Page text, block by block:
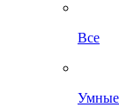
Все
Умные